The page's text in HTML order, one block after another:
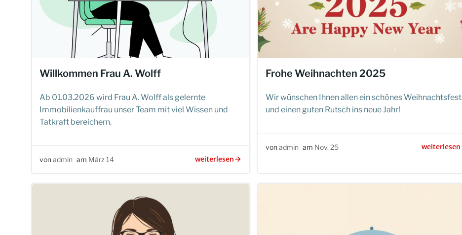
Willkommen Frau A. Wolff
Ab 01.03.2026 wird Frau A. Wolff als gelernte
Immobilienkauffrau unser Team mit viel Wissen und
Tatkraft bereichern.
vonadmin am März 14 weiterlesen
Frohe Weihnachten 2025
Wir wünschen Ihnen allen ein schönes Weihnachtsfest
und einen guten Rutsch ins neue Jahr!
vonadmin am Nov. 25 weiterlesen